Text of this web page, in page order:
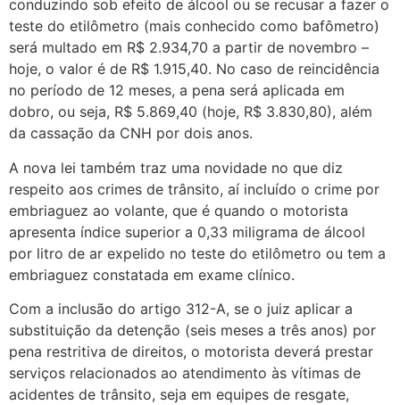
conduzindo sob efeito de álcool ou se recusar a fazer o
teste do etilômetro (mais conhecido como bafômetro)
será multado em R$ 2.934,70 a partir de novembro –
hoje, o valor é de R$ 1.915,40. No caso de reincidência
no período de 12 meses, a pena será aplicada em
dobro, ou seja, R$ 5.869,40 (hoje, R$ 3.830,80), além
da cassação da CNH por dois anos.
A nova lei também traz uma novidade no que diz
respeito aos crimes de trânsito, aí incluído o crime por
embriaguez ao volante, que é quando o motorista
apresenta índice superior a 0,33 miligrama de álcool
por litro de ar expelido no teste do etilômetro ou tem a
embriaguez constatada em exame clínico.
Com a inclusão do artigo 312-A, se o juiz aplicar a
substituição da detenção (seis meses a três anos) por
pena restritiva de direitos, o motorista deverá prestar
serviços relacionados ao atendimento às vítimas de
acidentes de trânsito, seja em equipes de resgate,